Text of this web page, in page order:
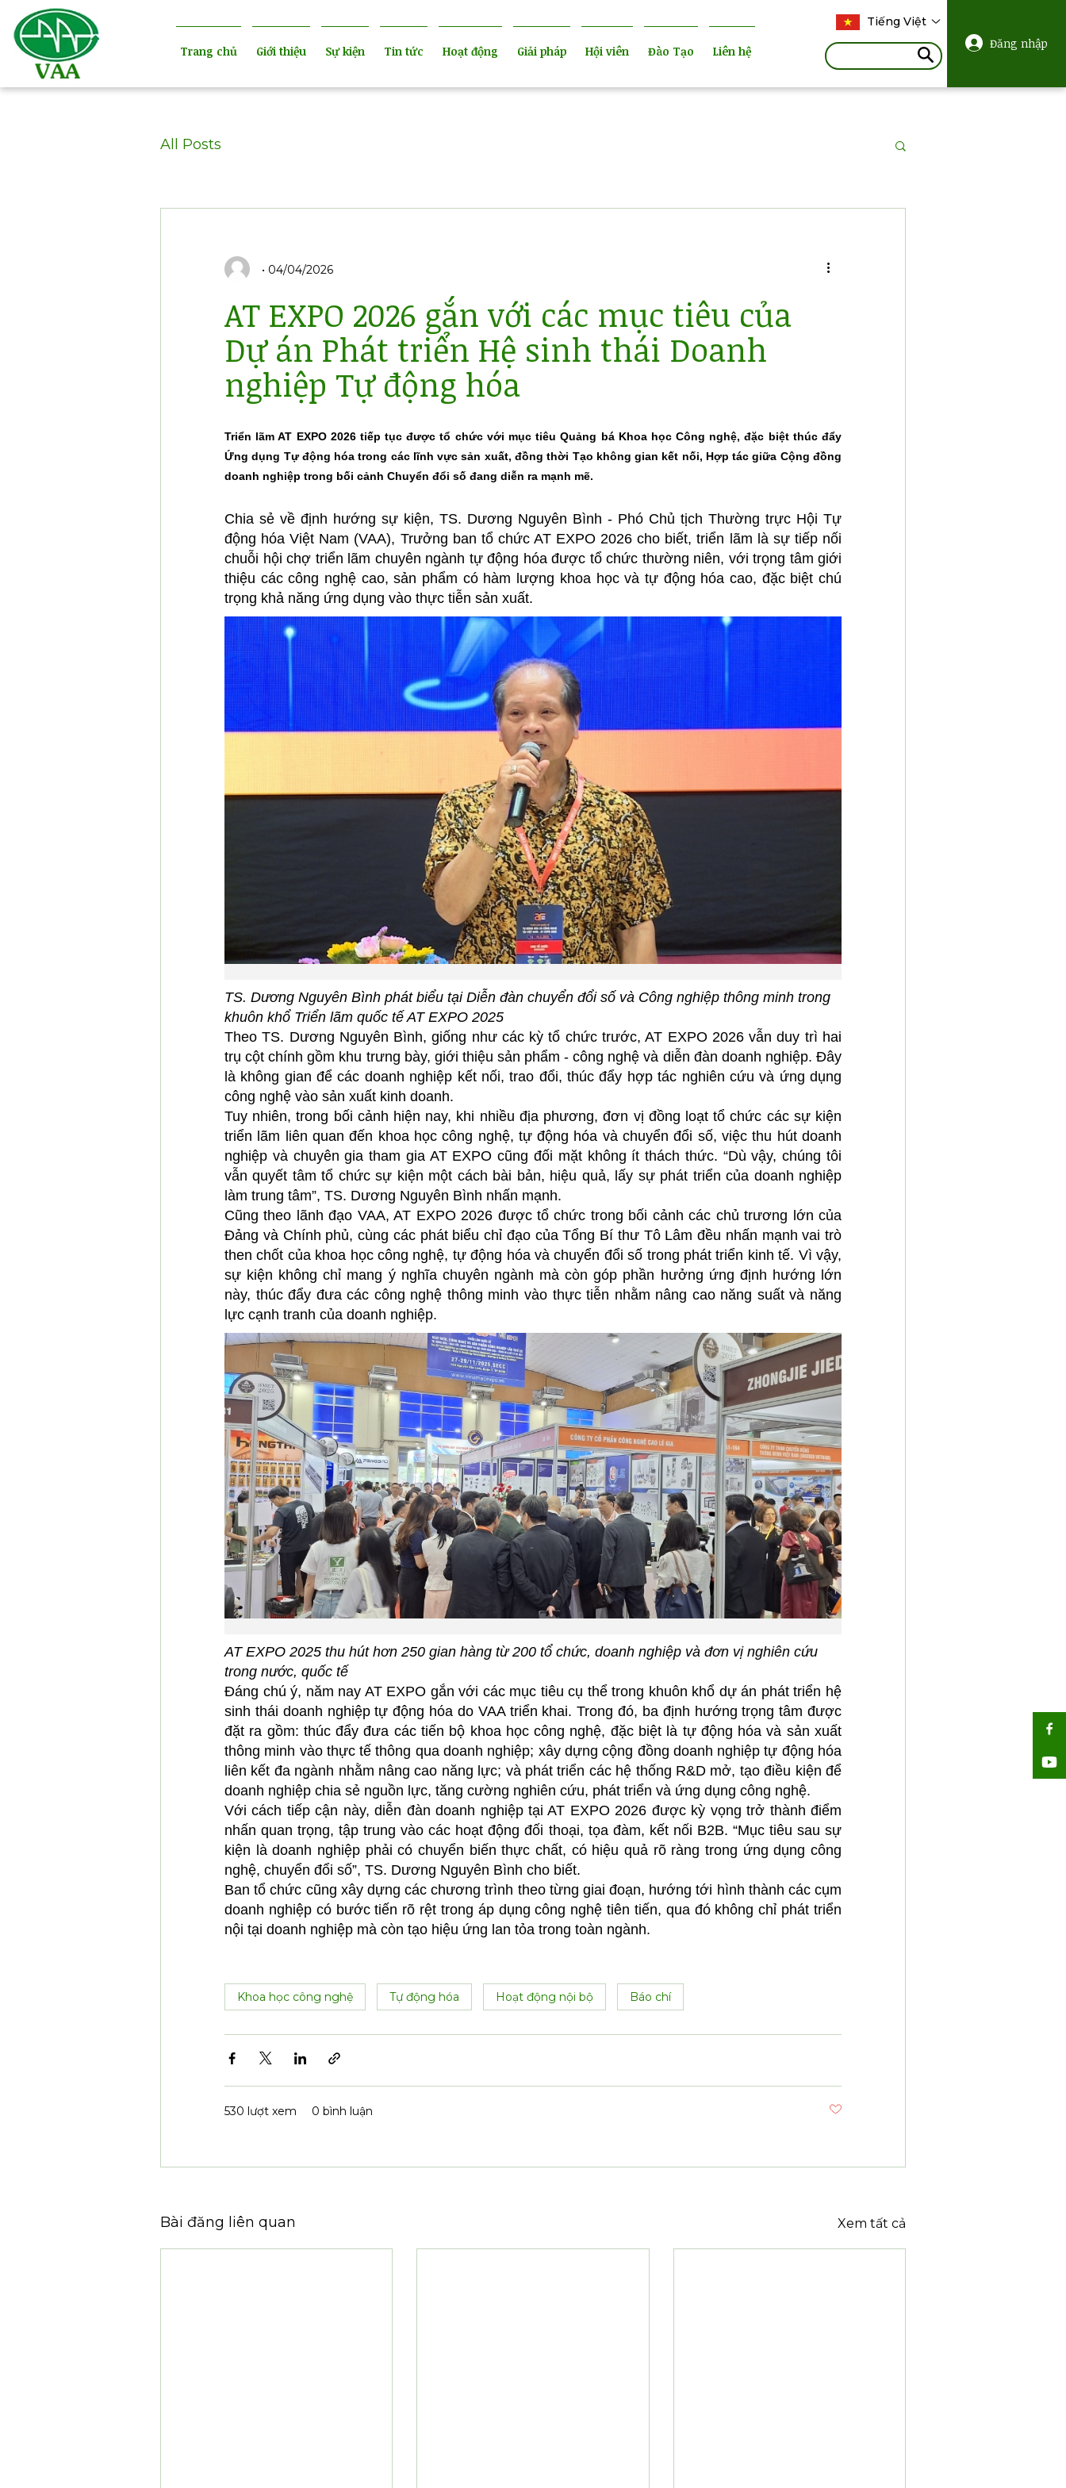
Trang chủ Giới thiệu Sự kiện Tin tức Hoạt động Giải pháp Hội viên Đào Tạo Liên hệ
Tiếng Việt
Đăng nhập
All Posts
04/04/2026
AT EXPO 2026 gắn với các mục tiêu của
Dự án Phát triển Hệ sinh thái Doanh
nghiệp Tự động hóa
Triển lãm AT EXPO 2026 tiếp tục được tổ chức với mục tiêu Quảng bá Khoa học Công nghệ, đặc biệt thúc đẩy
Ứng dụng Tự động hóa trong các lĩnh vực sản xuất, đồng thời Tạo không gian kết nối, Hợp tác giữa Cộng đồng
doanh nghiệp trong bối cảnh Chuyển đổi số đang diễn ra mạnh mẽ.
Chia sẻ về định hướng sự kiện, TS. Dương Nguyên Bình - Phó Chủ tịch Thường trực Hội Tự
động hóa Việt Nam (VAA), Trưởng ban tổ chức AT EXPO 2026 cho biết, triển lãm là sự tiếp nối
chuỗi hội chợ triển lãm chuyên ngành tự động hóa được tổ chức thường niên, với trọng tâm giới
thiệu các công nghệ cao, sản phẩm có hàm lượng khoa học và tự động hóa cao, đặc biệt chú
trọng khả năng ứng dụng vào thực tiễn sản xuất.
TS. Dương Nguyên Bình phát biểu tại Diễn đàn chuyển đổi số và Công nghiệp thông minh trong
khuôn khổ Triển lãm quốc tế AT EXPO 2025
Theo TS. Dương Nguyên Bình, giống như các kỳ tổ chức trước, AT EXPO 2026 vẫn duy trì hai
trụ cột chính gồm khu trưng bày, giới thiệu sản phẩm - công nghệ và diễn đàn doanh nghiệp. Đây
là không gian để các doanh nghiệp kết nối, trao đổi, thúc đẩy hợp tác nghiên cứu và ứng dụng
công nghệ vào sản xuất kinh doanh.
Tuy nhiên, trong bối cảnh hiện nay, khi nhiều địa phương, đơn vị đồng loạt tổ chức các sự kiện
triển lãm liên quan đến khoa học công nghệ, tự động hóa và chuyển đổi số, việc thu hút doanh
nghiệp và chuyên gia tham gia AT EXPO cũng đối mặt không ít thách thức. “Dù vậy, chúng tôi
vẫn quyết tâm tổ chức sự kiện một cách bài bản, hiệu quả, lấy sự phát triển của doanh nghiệp
làm trung tâm”, TS. Dương Nguyên Bình nhấn mạnh.
Cũng theo lãnh đạo VAA, AT EXPO 2026 được tổ chức trong bối cảnh các chủ trương lớn của
Đảng và Chính phủ, cùng các phát biểu chỉ đạo của Tổng Bí thư Tô Lâm đều nhấn mạnh vai trò
then chốt của khoa học công nghệ, tự động hóa và chuyển đổi số trong phát triển kinh tế. Vì vậy,
sự kiện không chỉ mang ý nghĩa chuyên ngành mà còn góp phần hưởng ứng định hướng lớn
này, thúc đẩy đưa các công nghệ thông minh vào thực tiễn nhằm nâng cao năng suất và năng
lực cạnh tranh của doanh nghiệp.
AT EXPO 2025 thu hút hơn 250 gian hàng từ 200 tổ chức, doanh nghiệp và đơn vị nghiên cứu
trong nước, quốc tế
Đáng chú ý, năm nay AT EXPO gắn với các mục tiêu cụ thể trong khuôn khổ dự án phát triển hệ
sinh thái doanh nghiệp tự động hóa do VAA triển khai. Trong đó, ba định hướng trọng tâm được
đặt ra gồm: thúc đẩy đưa các tiến bộ khoa học công nghệ, đặc biệt là tự động hóa và sản xuất
thông minh vào thực tế thông qua doanh nghiệp; xây dựng cộng đồng doanh nghiệp tự động hóa
liên kết đa ngành nhằm nâng cao năng lực; và phát triển các hệ thống R&D mở, tạo điều kiện để
doanh nghiệp chia sẻ nguồn lực, tăng cường nghiên cứu, phát triển và ứng dụng công nghệ.
Với cách tiếp cận này, diễn đàn doanh nghiệp tại AT EXPO 2026 được kỳ vọng trở thành điểm
nhấn quan trọng, tập trung vào các hoạt động đối thoại, tọa đàm, kết nối B2B. “Mục tiêu sau sự
kiện là doanh nghiệp phải có chuyển biến thực chất, có hiệu quả rõ ràng trong ứng dụng công
nghệ, chuyển đổi số”, TS. Dương Nguyên Bình cho biết.
Ban tổ chức cũng xây dựng các chương trình theo từng giai đoạn, hướng tới hình thành các cụm
doanh nghiệp có bước tiến rõ rệt trong áp dụng công nghệ tiên tiến, qua đó không chỉ phát triển
nội tại doanh nghiệp mà còn tạo hiệu ứng lan tỏa trong toàn ngành.
Khoa học công nghệ Tự động hóa Hoạt động nội bộ Báo chí
530 lượt xem 0 bình luận
Bài đăng liên quan Xem tất cả